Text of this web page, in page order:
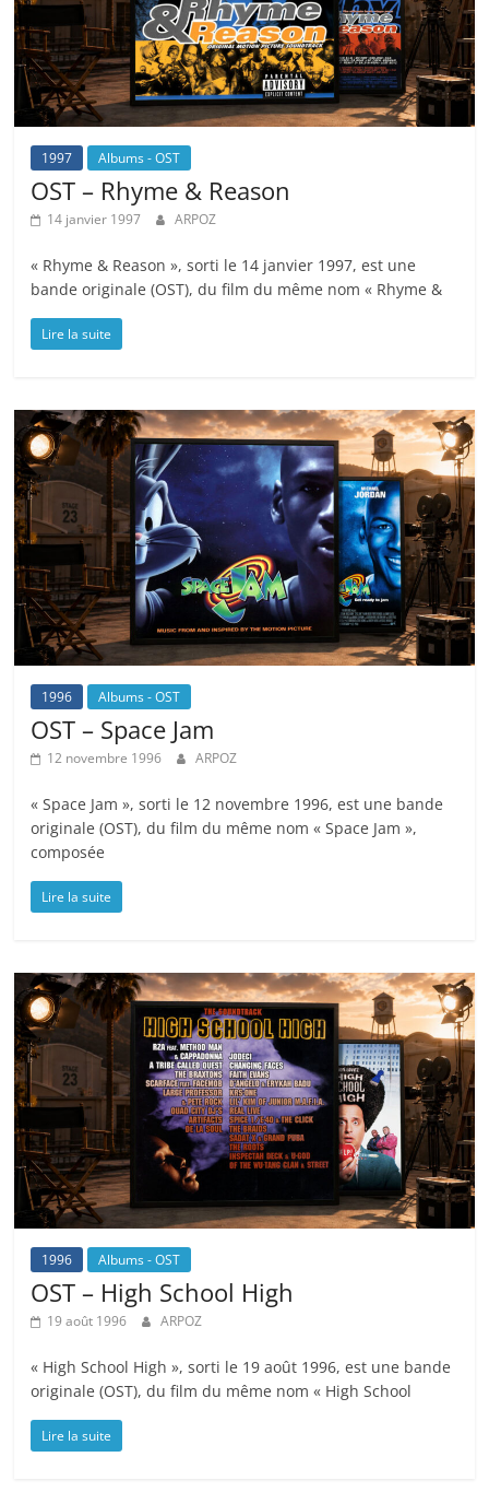
1997 Albums - OST
OST – Rhyme & Reason
14 janvier 1997 ARPOZ
« Rhyme & Reason », sorti le 14 janvier 1997, est une
bande originale (OST), du film du même nom « Rhyme &
Lire la suite
1996 Albums - OST
OST – Space Jam
12 novembre 1996 ARPOZ
« Space Jam », sorti le 12 novembre 1996, est une bande
originale (OST), du film du même nom « Space Jam »,
composée
Lire la suite
1996 Albums - OST
OST – High School High
19 août 1996 ARPOZ
« High School High », sorti le 19 août 1996, est une bande
originale (OST), du film du même nom « High School
Lire la suite